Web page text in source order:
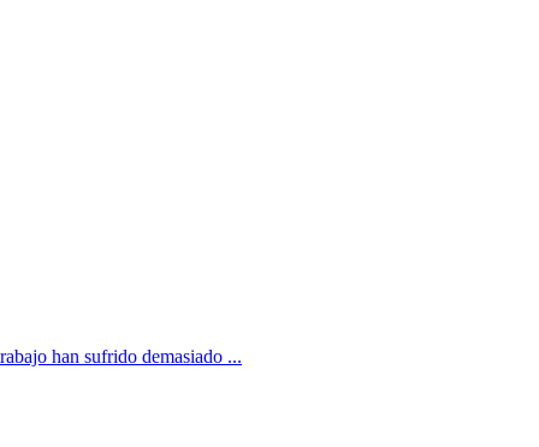
han sufrido demasiado ...